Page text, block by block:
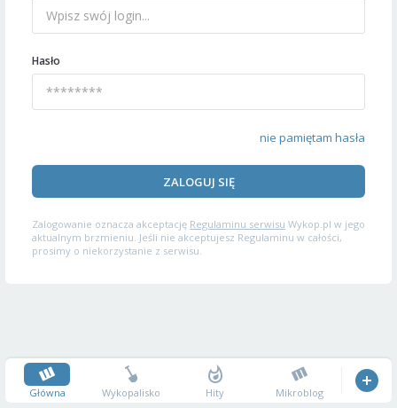
Hasło
nie pamiętam hasła
ZALOGUJ SIĘ
Zalogowanie oznacza akceptację Regulaminu serwisu Wykop.pl w jego
aktualnym brzmieniu. Jeśli nie akceptujesz Regulaminu w całości,
prosimy o niekorzystanie z serwisu.
Główna Wykopalisko Hity Mikroblog